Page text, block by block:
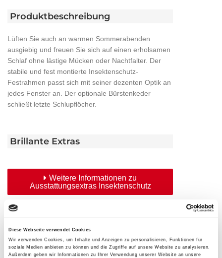
Diese Webseite verwendet Cookies
Wir verwenden Cookies, um Inhalte und Anzeigen zu personalisieren, Funktionen für
soziale Medien anbieten zu können und die Zugriffe auf unsere Website zu analysieren.
Außerdem geben wir Informationen zu Ihrer Verwendung unserer Website an unsere
Produktbeschreibung
Lüften Sie auch an warmen Sommerabenden
ausgiebig und freuen Sie sich auf einen erholsamen
Schlaf ohne lästige Mücken oder Nachtfalter. Der
stabile und fest montierte Insektenschutz-
Festrahmen passt sich mit seiner dezenten Optik an
jedes Fenster an. Der optionale Bürstenkeder
schließt letzte Schlupflöcher.
Brillante Extras
Weitere Informationen zu
Ausstattungsextras Insektenschutz
Das könnte Sie auch interessieren